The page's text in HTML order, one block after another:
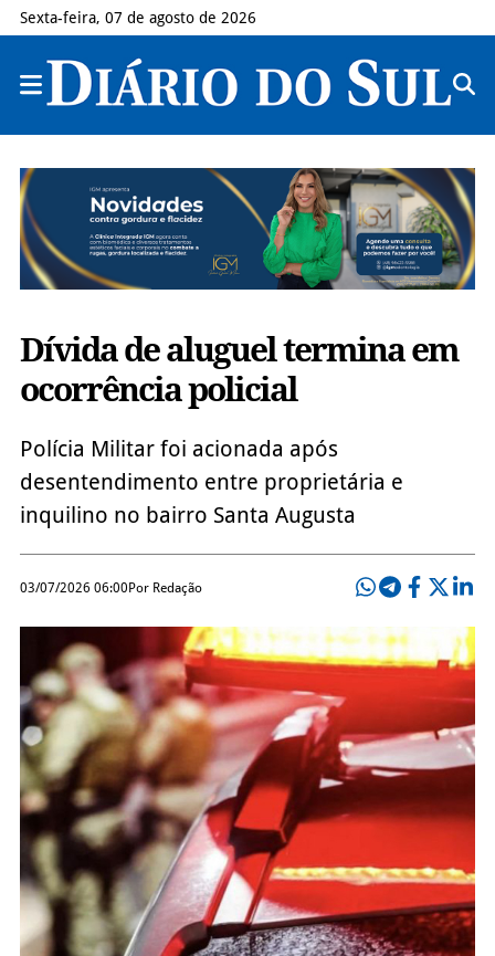
Sexta-feira, 07 de agosto de 2026
Dívida de aluguel termina em
ocorrência policial
Polícia Militar foi acionada após
desentendimento entre proprietária e
inquilino no bairro Santa Augusta
03/07/2026 06:00Por Redação